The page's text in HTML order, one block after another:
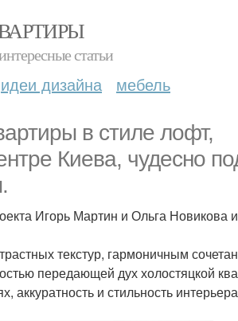
статьи
идеи дизайна мебель
в стиле лофт,
Киева, чудесно
Игорь Мартин и Ольга Новикова
текстур, гармоничным
передающей дух холостяцкой
и стильность